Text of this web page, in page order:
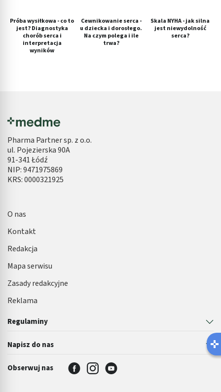
Próba wysiłkowa - co to
jest? Diagnostyka
chorób serca i
interpretacja
wyników
Cewnikowanie serca -
u dziecka i dorosłego.
Na czym polega i ile
trwa?
Skala NYHA - jak silna
jest niewydolność
serca?
Pharma Partner sp. z o.o.
ul. Pojezierska 90A
91-341 Łódź
NIP: 9471975869
KRS: 0000321925
Regulaminy
Napisz do nas
O nas
Kontakt
Redakcja
Mapa serwisu
Zasady redakcyjne
Reklama
Obserwuj nas